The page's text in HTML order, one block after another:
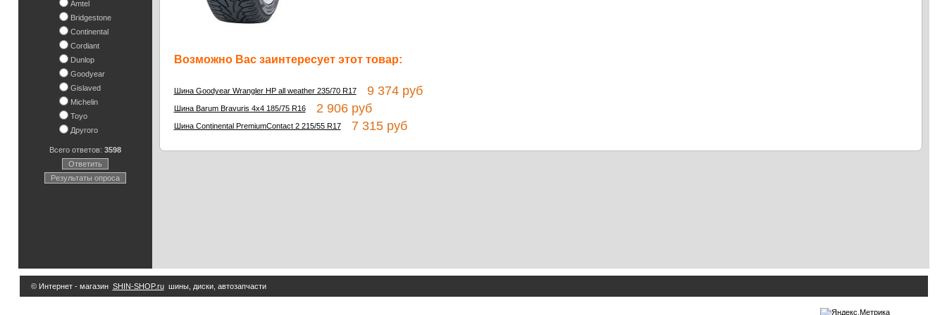
Amtel
Bridgestone
Continental
Cordiant
Dunlop
Goodyear
Gislaved
Michelin
Toyo
Другого
Всего ответов: 3598
Ответить
Результаты опроса
Возможно Вас заинтересует этот товар:
Шина Goodyear Wrangler HP all weather 235/70 R179 374 руб
Шина Barum Bravuris 4x4 185/75 R162 906 руб
Шина Continental PremiumContact 2 215/55 R177 315 руб
© Интернет - магазин SHIN-SHOP.ruшины, диски, автозапчасти